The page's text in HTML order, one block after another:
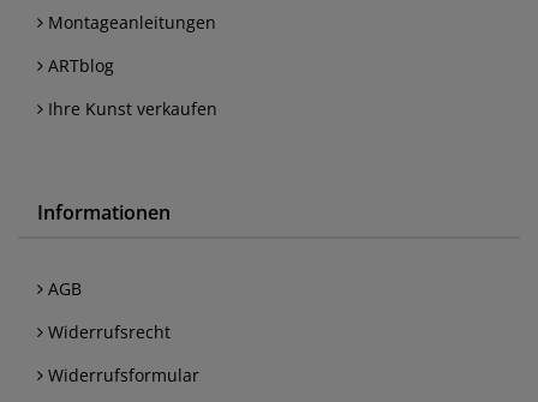
Montageanleitungen
ARTblog
Ihre Kunst verkaufen
Informationen
AGB
Widerrufsrecht
Widerrufsformular